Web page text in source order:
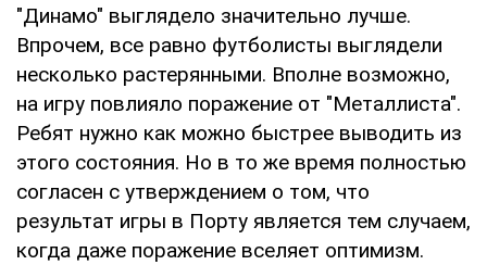
"Динамо" выглядело значительно лучше.
Впрочем, все равно футболисты выглядели
несколько растерянными. Вполне возможно,
на игру повлияло поражение от "Металлиста".
Ребят нужно как можно быстрее выводить из
этого состояния. Но в то же время полностью
согласен с утверждением о том, что
результат игры в Порту является тем случаем,
когда даже поражение вселяет оптимизм.